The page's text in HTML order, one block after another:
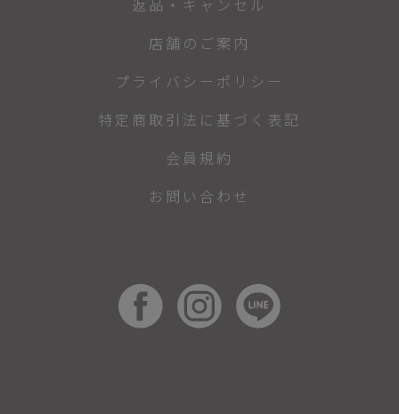
店舗のご案内
プライバシーポリシー
特定商取引法に基づく表記
会員規約
お問い合わせ